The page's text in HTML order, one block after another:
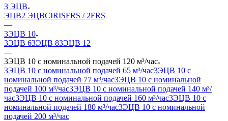
3 ЭЦВ
ЭЦВ2 ЭЦВCIRISFRS / 2FRS
—
3ЭЦВ 10
3ЭЦВ 63ЭЦВ 83ЭЦВ 12
—
3ЭЦВ 10 с номинальной подачей 120 м³/час
3ЭЦВ 10 с номинальной подачей 65 м³/час3ЭЦВ 10 с
номинальной подачей 77 м³/час3ЭЦВ 10 с номинальной
подачей 100 м³/час3ЭЦВ 10 с номинальной подачей 140 м³/
час3ЭЦВ 10 с номинальной подачей 160 м³/час3ЭЦВ 10 с
номинальной подачей 180 м³/час3ЭЦВ 10 с номинальной
подачей 200 м³/час